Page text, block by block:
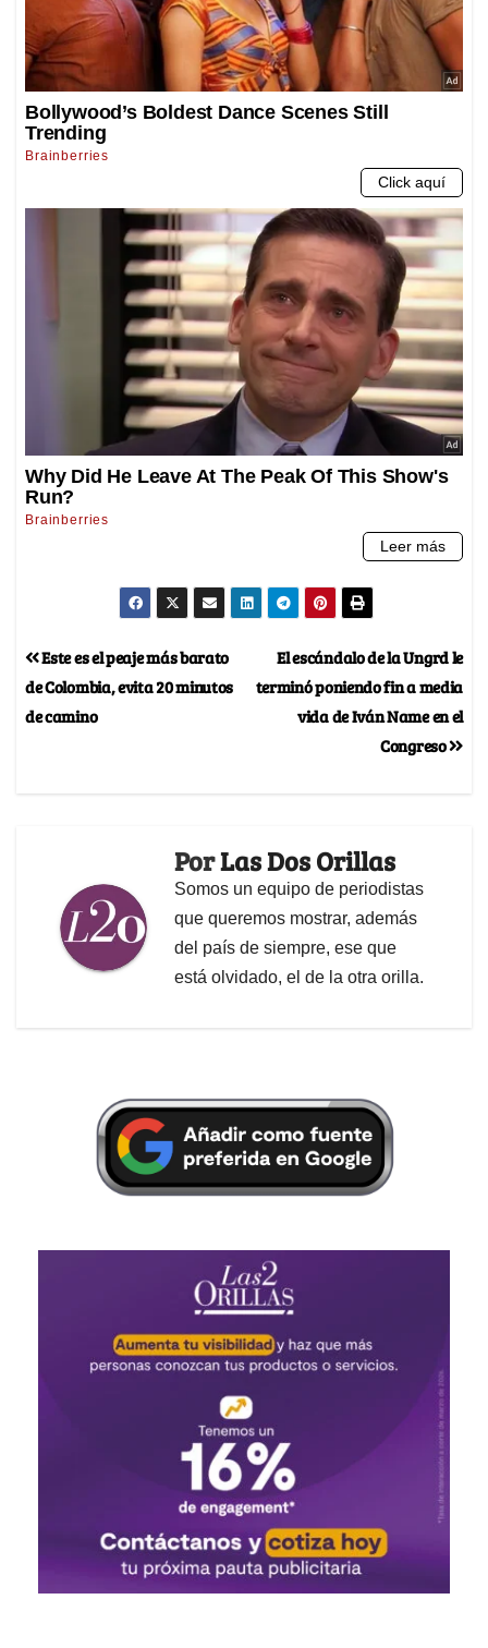
El escándalo de la Ungrd le
terminó poniendo fin a media
vida de Iván Name en el
Congreso
Este es el peaje más barato
de Colombia, evita 20 minutos
de camino
PorLas Dos Orillas
Somos un equipo de periodistas
que queremos mostrar, además
del país de siempre, ese que
está olvidado, el de la otra orilla.